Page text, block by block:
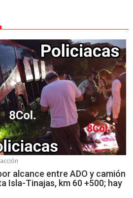
alcance entre ADO y camión
Isla-Tinajas, km 60 +500; hay